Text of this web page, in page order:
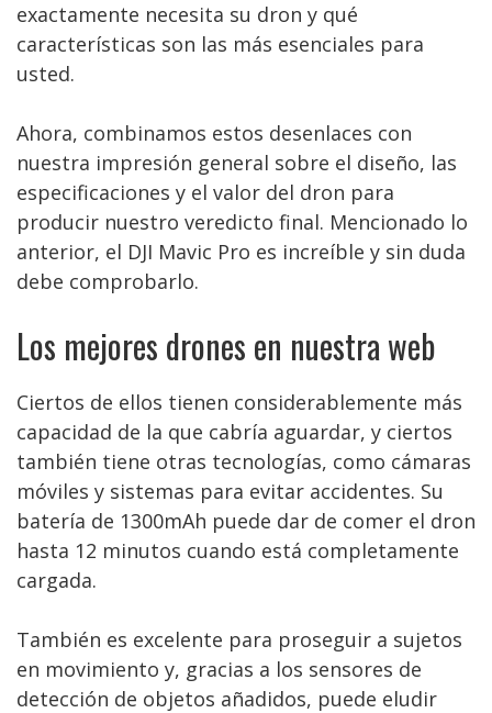
exactamente necesita su dron y qué
características son las más esenciales para
usted.
Ahora, combinamos estos desenlaces con
nuestra impresión general sobre el diseño, las
especificaciones y el valor del dron para
producir nuestro veredicto final. Mencionado lo
anterior, el DJI Mavic Pro es increíble y sin duda
debe comprobarlo.
Los mejores drones en nuestra web
Ciertos de ellos tienen considerablemente más
capacidad de la que cabría aguardar, y ciertos
también tiene otras tecnologías, como cámaras
móviles y sistemas para evitar accidentes. Su
batería de 1300mAh puede dar de comer el dron
hasta 12 minutos cuando está completamente
cargada.
También es excelente para proseguir a sujetos
en movimiento y, gracias a los sensores de
detección de objetos añadidos, puede eludir